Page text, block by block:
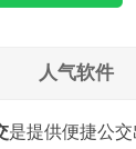
人气软件
是提供便捷公